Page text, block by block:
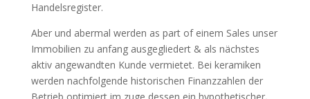
Handelsregister.
Aber und abermal werden as part of einem Sales unser
Immobilien zu anfang ausgegliedert & als nächstes
aktiv angewandten Kunde vermietet. Bei keramiken
werden nachfolgende historischen Finanzzahlen der